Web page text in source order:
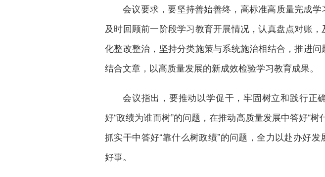
会议要求，要坚持善始善终，高标准高质量完成
及时回顾前一阶段学习教育开展情况，认真盘点对账
化整改整治，坚持分类施策与系统施治相结合，推进
结合文章，以高质量发展的新成效检验学习教育成果。
会议指出，要推动以学促干，牢固树立和践行正
好“政绩为谁而树”的问题，在推动高质量发展中答好“
抓实干中答好“靠什么树政绩”的问题，全力以赴办好
好事。